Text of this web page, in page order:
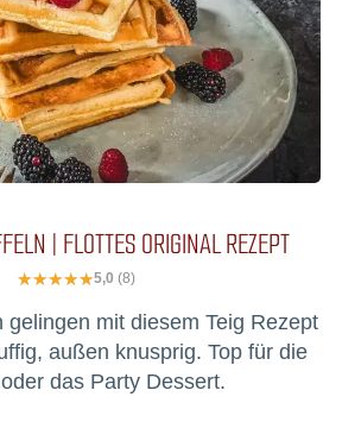
| FLOTTES ORIGINAL REZEPT
5,0 (8)
gelingen mit diesem Teig Rezept
außen knusprig. Top für die
das Party Dessert.